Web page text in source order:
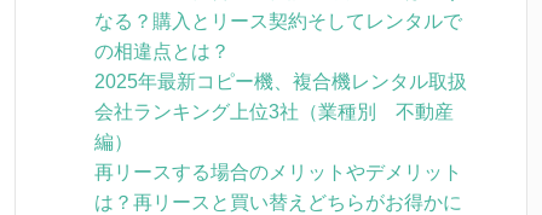
なる？購入とリース契約そしてレンタルで
の相違点とは？
2025年最新コピー機、複合機レンタル取扱
会社ランキング上位3社（業種別 不動産
編）
再リースする場合のメリットやデメリット
は？再リースと買い替えどちらがお得かに